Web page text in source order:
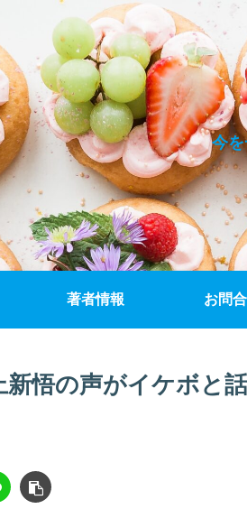
今
著者情報 お問
新悟の声がイケボと